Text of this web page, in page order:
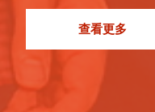
查看更多